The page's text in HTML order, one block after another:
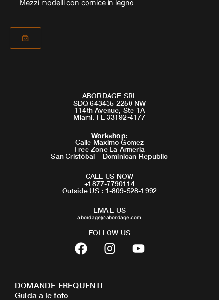
Mezzi modelli con cornice in legno
ABORDAGE SRL
SDQ 643435 2250 NW
114th Avenue, Ste 1A
Miami, FL 33192-4177
Workshop:
Calle Maximo Gomez
Free Zone La Armeria
San Cristóbal – Dominican Republic
CALL US NOW
+1877-7790114
Outside US : 1-809-528-1992
EMAIL US
abordage@abordage.com
FOLLOW US
F
a
c
b
I
n
s
Y
o
u
DOMANDE FREQUENTI
Guida alle foto